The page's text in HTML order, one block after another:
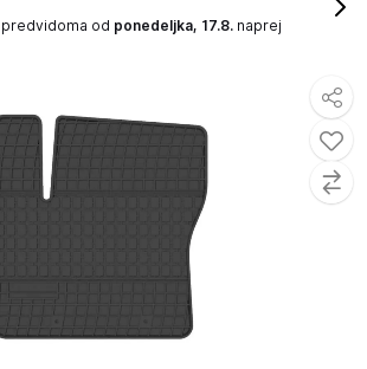
predvidoma od ponedeljka, 17.8. naprej